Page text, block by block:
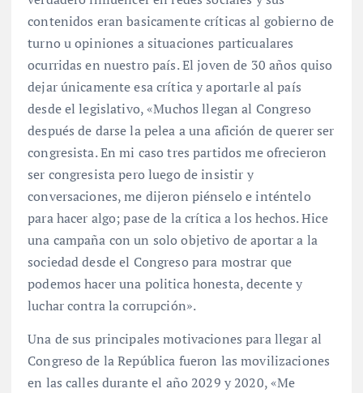
contenidos eran basicamente críticas al gobierno de
turno u opiniones a situaciones particualares
ocurridas en nuestro país. El joven de 30 años quiso
dejar únicamente esa crítica y aportarle al país
desde el legislativo, «Muchos llegan al Congreso
después de darse la pelea a una afición de querer ser
congresista. En mi caso tres partidos me ofrecieron
ser congresista pero luego de insistir y
conversaciones, me dijeron piénselo e inténtelo
para hacer algo; pase de la crítica a los hechos. Hice
una campaña con un solo objetivo de aportar a la
sociedad desde el Congreso para mostrar que
podemos hacer una politica honesta, decente y
luchar contra la corrupción».
Una de sus principales motivaciones para llegar al
Congreso de la República fueron las movilizaciones
en las calles durante el año 2029 y 2020, «Me